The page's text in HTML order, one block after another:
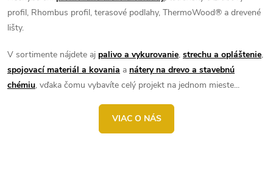
profil, Rhombus profil, terasové podlahy, ThermoWood® a drevené
lišty.
V sortimente nájdete aj palivo a vykurovanie, strechu a opláštenie,
spojovací materiál a kovania a nátery na drevo a stavebnú
chémiu, vďaka čomu vybavíte celý projekt na jednom mieste...
VIAC O NÁS